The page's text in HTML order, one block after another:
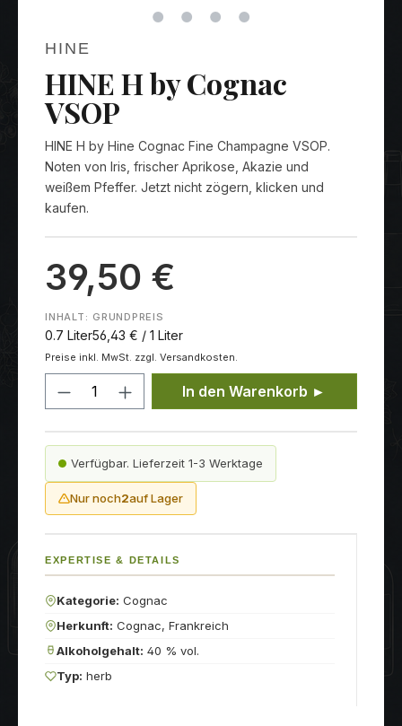
HINE
HINE H by Cognac
VSOP
HINE H by Hine Cognac Fine Champagne VSOP.
Noten von Iris, frischer Aprikose, Akazie und
weißem Pfeffer. Jetzt nicht zögern, klicken und
kaufen.
39,50 €
INHALT:
0.7 Liter
GRUNDPREIS
56,43 € / 1 Liter
Preise inkl. MwSt. zzgl. Versandkosten.
Produkt Anzahl: Gib den
In den Warenkorb ►
Verfügbar. Lieferzeit 1-3 Werktage
Nur noch2auf Lager
EXPERTISE & DETAILS
Kategorie: Cognac
Herkunft: Cognac, Frankreich
Alkoholgehalt: 40 % vol.
Typ: herb